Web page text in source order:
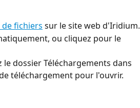
fichiers sur le site web d'Iridium.
ou cliquez pour le
dossier Téléchargements dans
téléchargement pour l'ouvrir.